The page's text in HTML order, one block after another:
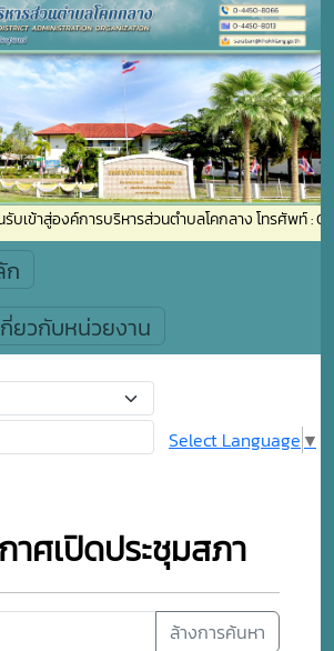
บเข้าสู่องค์การบริหารส่วนตำบลโคกลาง โทรศัพท์ :
ก
ยวกับหน่วยงาน
Select Language ▼
าศเปิดประชุมสภา
ล้างการค้นหา